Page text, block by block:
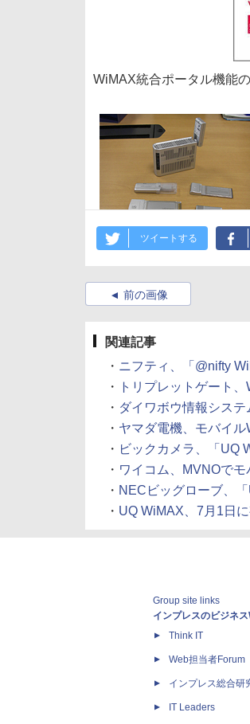
WiMAX統合ポータル機能
ツイートする
前の画像
関連記事
・ ニフティ、「@nifty
・
トリプレットゲート
・ ダイワボウ情報シス
・ ヤマダ電機、モバイ
・ ビックカメラ、「UQ
・ ワイコム、MVNOで
・ NECビッグローブ、
・ UQ WiMAX、7月1日
Group site links
インプレスのビジネ
Think IT
Web担当者Forum
インプレス総合研
IT Leaders